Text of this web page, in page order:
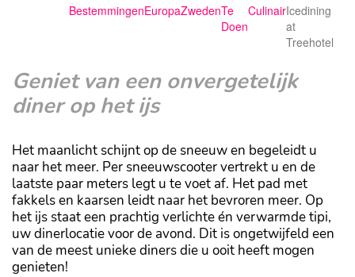
BestemmingenEuropaZwedenTe
Doen
CulinairIcedining
at
Treehotel
Geniet van een onvergetelijk
diner op het ijs
Het maanlicht schijnt op de sneeuw en begeleidt u
naar het meer. Per sneeuwscooter vertrekt u en de
laatste paar meters legt u te voet af. Het pad met
fakkels en kaarsen leidt naar het bevroren meer. Op
het ijs staat een prachtig verlichte én verwarmde tipi,
uw dinerlocatie voor de avond. Dit is ongetwijfeld een
van de meest unieke diners die u ooit heeft mogen
genieten!